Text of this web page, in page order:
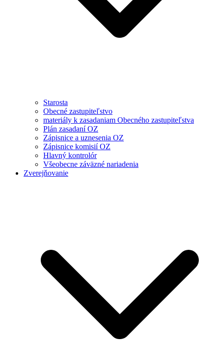
Starosta
Obecné zastupiteľstvo
materiály k zasadaniam Obecného zastupiteľstva
Plán zasadaní OZ
Zápisnice a uznesenia OZ
Zápisnice komisií OZ
Hlavný kontrolór
Všeobecne záväzné nariadenia
Zverejňovanie